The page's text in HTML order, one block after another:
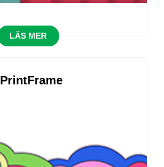
LÄS MER
PrintFrame